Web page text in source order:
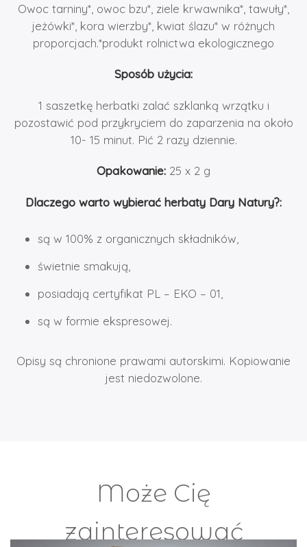
Owoc tarniny*, owoc bzu*, ziele krwawnika*, tawuły*,
jeżówki*, kora wierzby*, kwiat ślazu* w różnych
proporcjach.*produkt rolnictwa ekologicznego
Sposób użycia:
1 saszetkę herbatki zalać szklanką wrzątku i
pozostawić pod przykryciem do zaparzenia na około
10- 15 minut. Pić 2 razy dziennie.
Opakowanie: 25 x 2 g
Dlaczego warto wybierać herbaty Dary Natury?:
są w 100% z organicznych składników,
świetnie smakują,
posiadają certyfikat PL – EKO – 01,
są w formie ekspresowej.
Opisy są chronione prawami autorskimi. Kopiowanie
jest niedozwolone.
Może Cię
zainteresować